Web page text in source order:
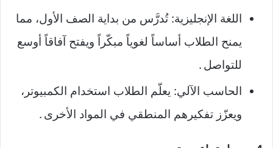
اللغة الإنجليزية: تُدرَّس من بداية الصف الأول، مما
يمنح الطلاب أساساً لغوياً مبكّراً ويفتح آفاقاً أوسع
للتواصل .
الحاسب الآلي: يعلّم الطلاب استخدام الكمبيوتر،
ويعزّز تفكيرهم المنطقي في المواد الأخرى .